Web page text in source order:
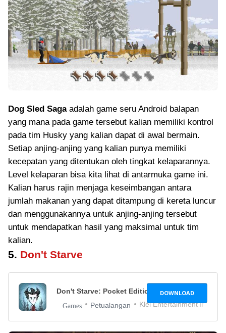
Dog Sled Sagaadalah game seru Android balapan
yang mana pada game tersebut kalian memiliki kontrol
pada tim Husky yang kalian dapat di awal bermain.
Setiap anjing-anjing yang kalian punya memiliki
kecepatan yang ditentukan oleh tingkat kelaparannya.
Level kelaparan bisa kita lihat di antarmuka game ini.
Kalian harus rajin menjaga keseimbangan antara
jumlah makanan yang dapat ditampung di kereta luncur
dan menggunakannya untuk anjing-anjing tersebut
untuk mendapatkan hasil yang maksimal untuk tim
kalian.
5. Don't Starve
Don't Starve: Pocket Edition 1.01
Games Petualangan Klei Entertainment Inc.
DOWNLOAD